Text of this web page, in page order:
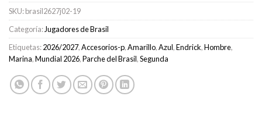
SKU:brasil2627j02-19
Categoría:Jugadores de Brasil
Etiquetas:2026/2027,Accesorios-p,Amarillo,Azul,Endrick,Hombre,
Marina,Mundial 2026,Parche del Brasil,Segunda